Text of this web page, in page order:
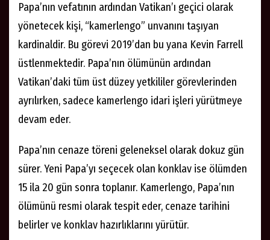
Papa’nın vefatının ardından Vatikan’ı geçici olarak
yönetecek kişi, “kamerlengo” unvanını taşıyan
kardinaldir. Bu görevi 2019’dan bu yana Kevin Farrell
üstlenmektedir. Papa’nın ölümünün ardından
Vatikan’daki tüm üst düzey yetkililer görevlerinden
ayrılırken, sadece kamerlengo idari işleri yürütmeye
devam eder.
Papa’nın cenaze töreni geleneksel olarak dokuz gün
sürer. Yeni Papa’yı seçecek olan konklav ise ölümden
15 ila 20 gün sonra toplanır. Kamerlengo, Papa’nın
ölümünü resmi olarak tespit eder, cenaze tarihini
belirler ve konklav hazırlıklarını yürütür.